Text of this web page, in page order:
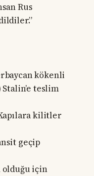
Rus
kökenli
Stalin’e teslim
kilitler
geçip
olduğu için